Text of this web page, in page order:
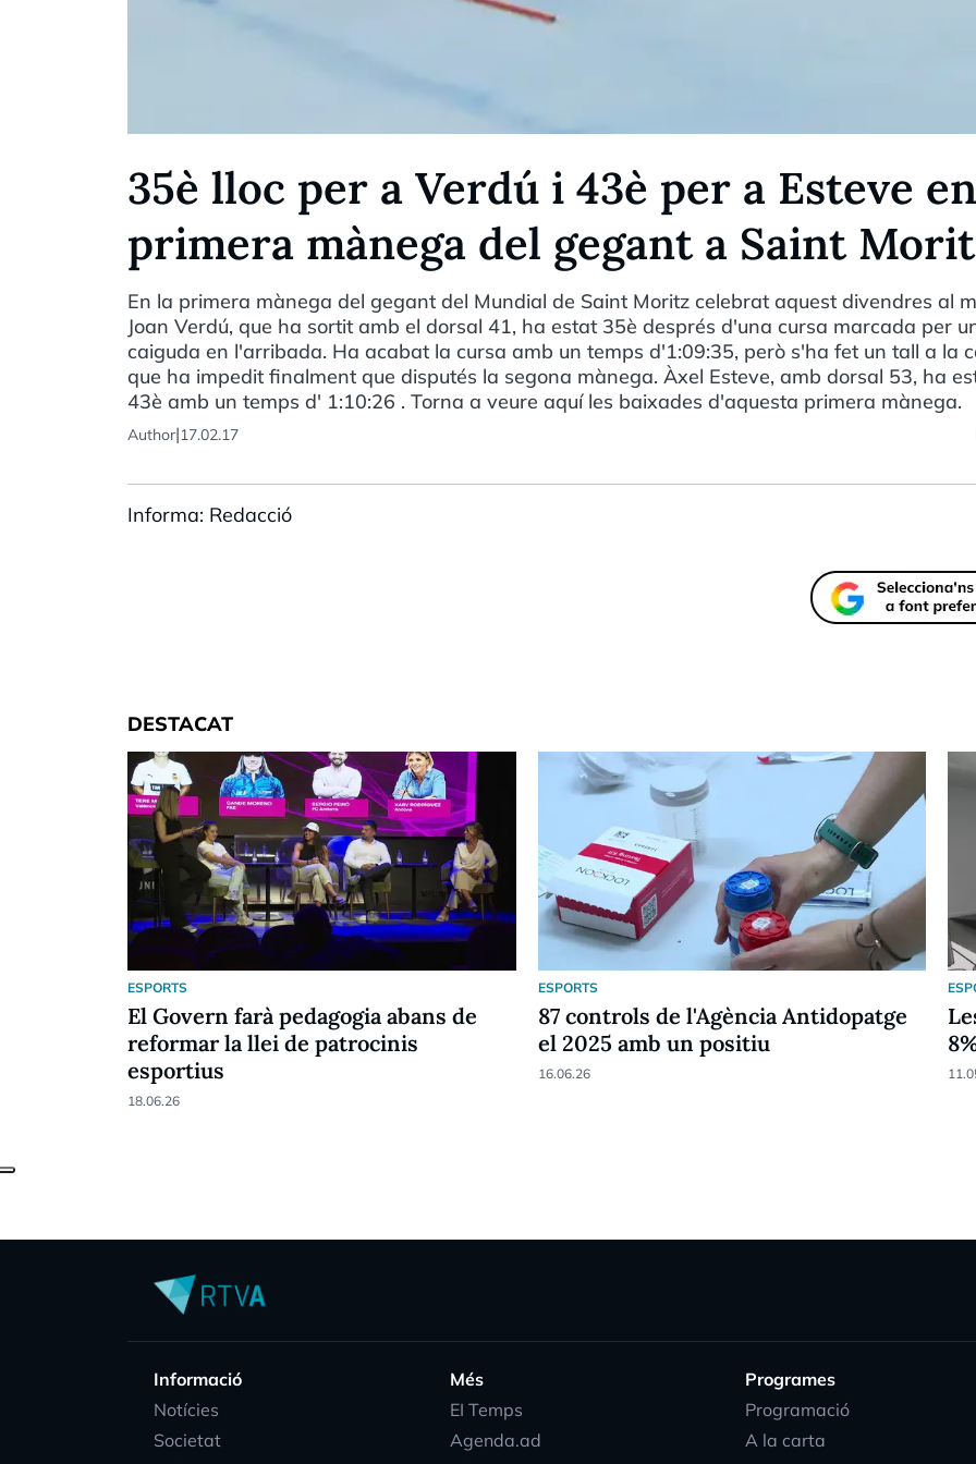
35è lloc per a Verdú i 43è per a Esteve
primera mànega del gegant a Saint
En la primera mànega del gegant del Mundial de Saint Moritz celebrat aquest divendres al
Joan Verdú, que ha sortit amb el dorsal 41, ha estat 35è després d'una cursa marcada per
caiguda en l'arribada. Ha acabat la cursa amb un temps d'1:09:35, però s'ha fet un tall a la
que ha impedit finalment que disputés la segona mànega. Àxel Esteve, amb dorsal 53, ha
43è amb un temps d' 1:10:26 . Torna a veure aquí les baixades d'aquesta primera mànega.
Author|17.02.17
Informa: Redacció
DESTACAT
ESPORTS
El Govern farà pedagogia abans de
reformar la llei de patrocinis
esportius
18.06.26
ESPORTS
87 controls de l'Agència Antidopatge
el 2025 amb un positiu
16.06.26
Informació
Notícies
Societat
Més
EI Temps
Agenda.ad
Programes
Programació
A la carta